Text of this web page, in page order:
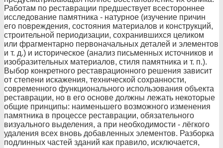
Работам по реставрации предшествует всестороннее
исследование памятника - натурное (изучение причин
его повреждения, состояния материалов и конструкций,
строительной периодизации, сохранившихся целиком
или фрагментарно первоначальных деталей и элементов
и т. д.) и историческое (анализ письменных источников и
изобразительных материалов, стиля памятника и т. п.).
Выбор конкретного реставрационного решения зависит
от степени искажения, технической сохранности,
современного функционального использования объекта
реставрации, но в его основе должны лежать некоторые
общие принципы: наименьшего возможного изменения
памятника в процессе реставрации, обязательного
визуального выделения, а при необходимости - лёгкого
удаления всех вновь добавленных элементов. Разборка
подлинных частей зданий как правило, исключается,